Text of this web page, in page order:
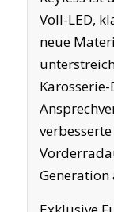
Voll-LED,
neue
Generation